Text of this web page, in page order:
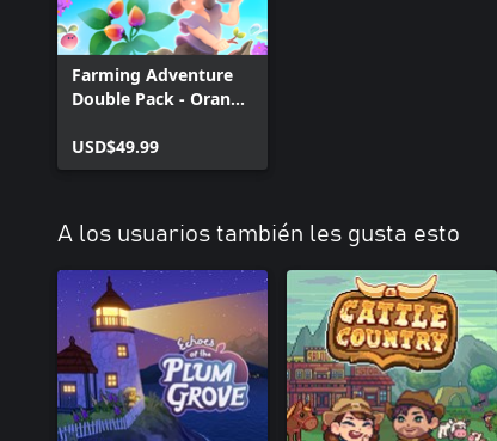
Farming Adventure
Double Pack - Orange
Witch Life
USD$49.99
A los usuarios también les gusta esto